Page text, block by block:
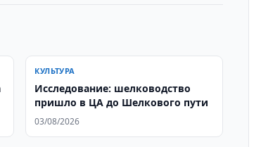
КУЛЬТУРА
Исследование: шелководство
пришло в ЦА до Шелкового пути
03/08/2026